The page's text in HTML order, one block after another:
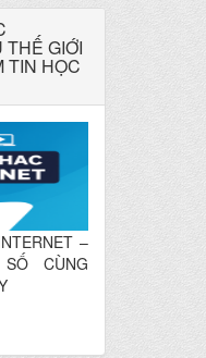
tính nền
GIỚI
TIN HỌC
–
CÙNG